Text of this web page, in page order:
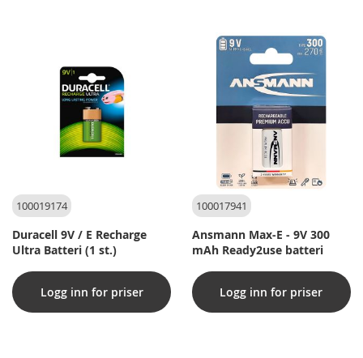
100019174
Duracell 9V / E Recharge
Ultra Batteri (1 st.)
Logg inn for priser
100017941
Ansmann Max-E - 9V 300
mAh Ready2use batteri
Logg inn for priser